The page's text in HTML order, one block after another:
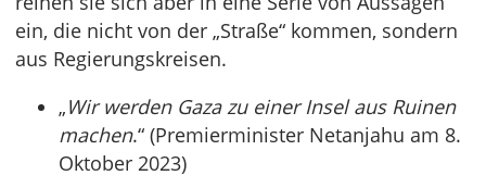
ein, die nicht von der „Straße“ kommen, sondern
aus Regierungskreisen.
„Wir werden Gaza zu einer Insel aus Ruinen
machen.“ (Premierminister Netanjahu am 8.
Oktober 2023)